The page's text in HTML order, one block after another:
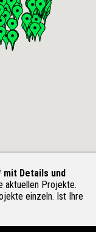
mit Details und
aktuellen Projekte.
einzeln. Ist Ihre